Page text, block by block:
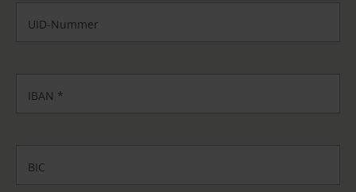
UID-Nummer
IBAN *
BIC